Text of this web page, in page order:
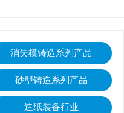
消失模铸造系列产品
砂型铸造系列产品
造纸装备行业